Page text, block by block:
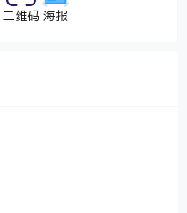
二维码 海报